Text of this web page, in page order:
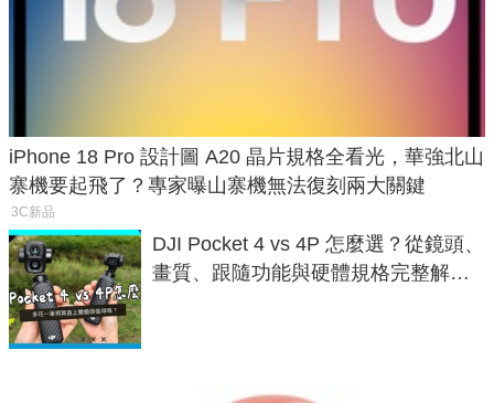
iPhone 18 Pro 設計圖 A20 晶片規格全看光，華強北山
寨機要起飛了？專家曝山寨機無法復刻兩大關鍵
3C新品
DJI Pocket 4 vs 4P 怎麼選？從鏡頭、
畫質、跟隨功能與硬體規格完整解